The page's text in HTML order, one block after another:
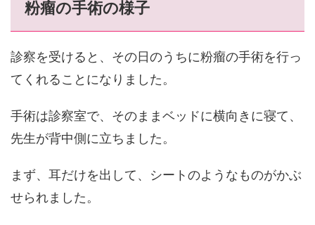
粉瘤の手術の様子
診察を受けると、その日のうちに粉瘤の手術を行っ
てくれることになりました。
手術は診察室で、そのままベッドに横向きに寝て、
先生が背中側に立ちました。
まず、耳だけを出して、シートのようなものがかぶ
せられました。